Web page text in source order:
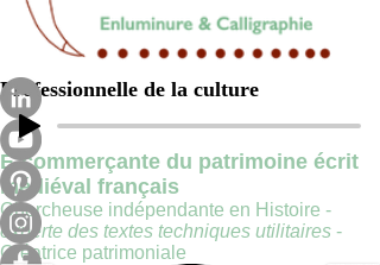
Professionnelle de la culture
E-commerçante du patrimoine écrit
médiéval français
Chercheuse indépendante en Histoire -
experte des textes techniques utilitaires -
Créatrice patrimoniale